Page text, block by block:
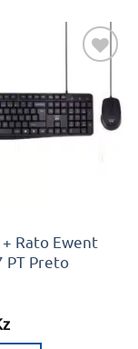
aos meus
desejos
Rato Ewent
PT Preto